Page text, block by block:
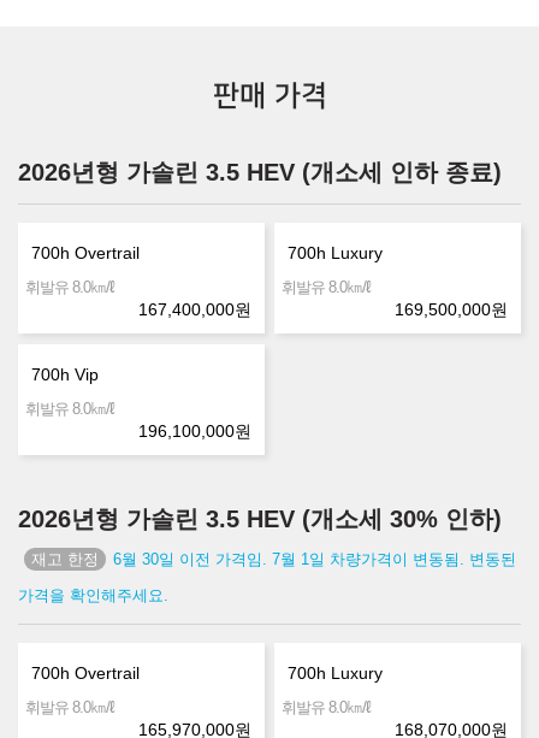
판매 가격
2026년형 가솔린 3.5 HEV (개소세 인하 종료)
700h Overtrail
휘발유 8.0㎞/ℓ
167,400,000원
700h Luxury
휘발유 8.0㎞/ℓ
169,500,000원
700h Vip
휘발유 8.0㎞/ℓ
196,100,000원
2026년형 가솔린 3.5 HEV (개소세 30% 인하)
6월 30일 이전 가격임. 7월 1일 차량가격이 변동됨. 변동된
가격을 확인해주세요.
700h Overtrail
휘발유 8.0㎞/ℓ
165,970,000원
700h Luxury
휘발유 8.0㎞/ℓ
168,070,000원